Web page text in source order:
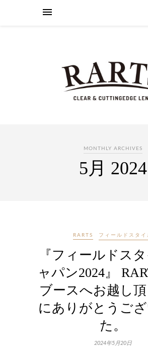
MONTHLY ARCHIVES
5月 2024
RARTS フィールドスタイ
『フィールドス
ャパン2024』
ブースへお越し
にありがとうご
た。
2024年5月20日